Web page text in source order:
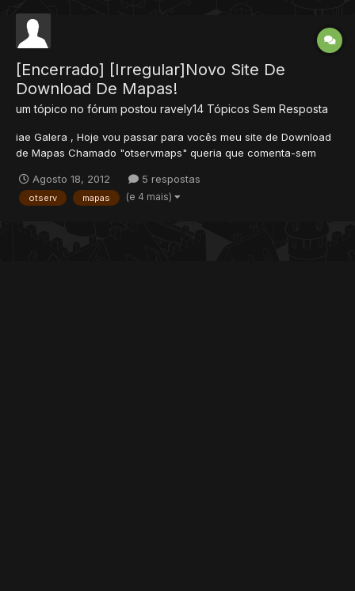
[Encerrado] [Irregular]Novo Site De
Download De Mapas!
um tópico no fórum postou ravely14 Tópicos Sem Resposta
iae Galera , Hoje vou passar para vocês meu site de Download
de Mapas Chamado "otservmaps" queria que comenta-sem
WWW.OTSERVMAPS.BLOGSPOT.COM.BR
Agosto 18, 2012 5 respostas
otserv mapas (e 4 mais)